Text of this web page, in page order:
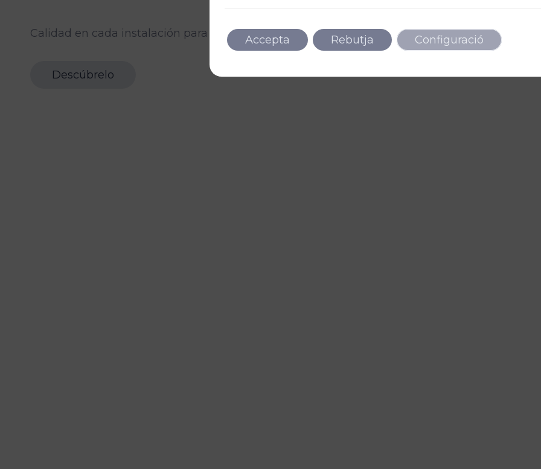
Calidad en cada instalación para tu hogar.
Descúbrelo
Accepta Rebutja Configuració